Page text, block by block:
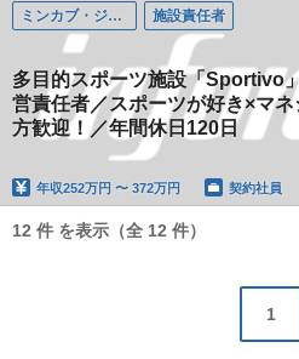
ミンカブ・ジ・インフォノイド（ライブドア スポーツ事業本部） 施設責任者
多目的スポーツ施設「Sportivo
営責任者／スポーツが好き×マ
方歓迎！／年間休日120日
年収252万円 〜 372万円 契約社員
12 件 を表示（全 12 件）
1